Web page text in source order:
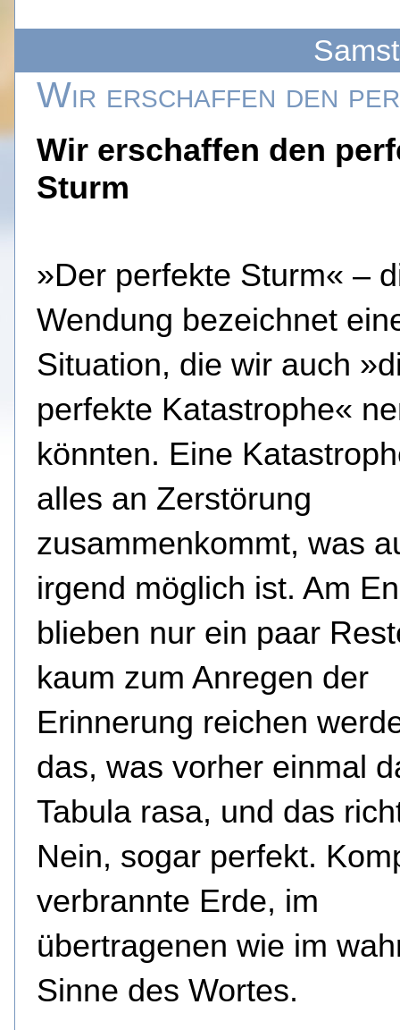
Wir erschaffen den
Wir erschaffen den
Sturm
»Der perfekte Sturm« –
Wendung bezeichnet
Situation, die wir auch
perfekte Katastrophe«
könnten. Eine
alles an Zerstörung
zusammenkommt, was
irgend möglich ist. Am
blieben nur ein paar
kaum zum Anregen der
Erinnerung reichen
das, was vorher einmal
Tabula rasa, und das
Nein, sogar perfekt.
verbrannte Erde, im
übertragenen wie im
Sinne des Wortes.